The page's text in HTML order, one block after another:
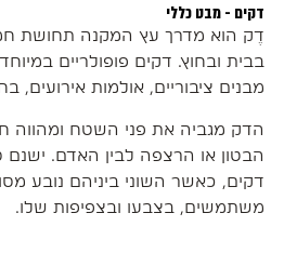
דקים - מבט כללי
דֶק הוא מדרך עץ המקנה תחושת
בבית ובחוץ. דקים פופולריים במיוחד
מבנים ציבוריים, אולמות
הדק מגביה את פני השטח ומהווה
הבטון או הרצפה לבין האדם. ישנם
דקים, כאשר השוני ביניהם נובע
משתמשים, בצבעו ובצפיפות שלו.